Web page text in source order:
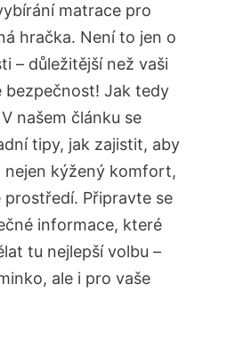
matrace pro
hračka. Není to jen o
– ‍důležitější než⁢ vaši
⁣bezpečnost! Jak tedy
našem článku ⁢se
tipy, jak zajistit,⁣ aby
nejen kýžený komfort,
prostředí. Připravte se
informace, které
tu nejlepší volbu –
ale i pro vaše